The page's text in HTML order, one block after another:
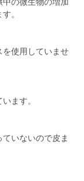
。
使用していませ
ます。
いないので皮ま